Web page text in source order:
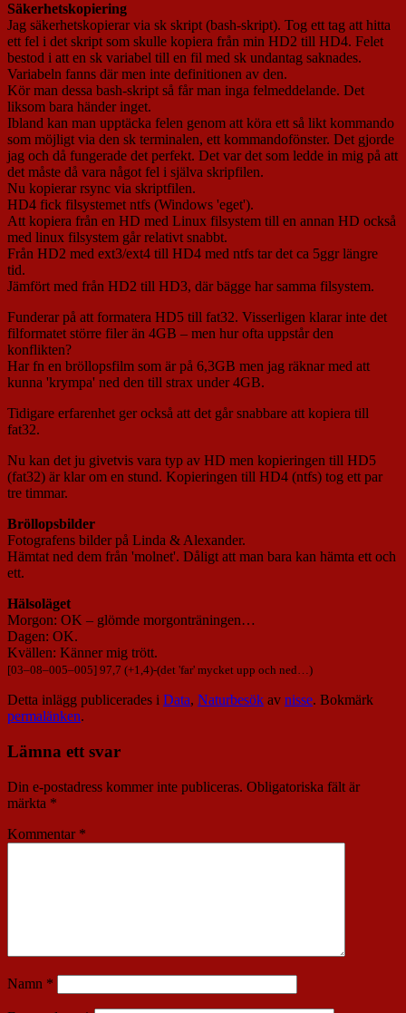
Säkerhetskopiering
Jag säkerhetskopierar via sk skript (bash-skript). Tog ett tag att hitta
ett fel i det skript som skulle kopiera från min HD2 till HD4. Felet
bestod i att en sk variabel till en fil med sk undantag saknades.
Variabeln fanns där men inte definitionen av den.
Kör man dessa bash-skript så får man inga felmeddelande. Det
liksom bara händer inget.
Ibland kan man upptäcka felen genom att köra ett så likt kommando
som möjligt via den sk terminalen, ett kommandofönster. Det gjorde
jag och då fungerade det perfekt. Det var det som ledde in mig på att
det måste då vara något fel i själva skripfilen.
Nu kopierar rsync via skriptfilen.
HD4 fick filsystemet ntfs (Windows 'eget').
Att kopiera från en HD med Linux filsystem till en annan HD också
med linux filsystem går relativt snabbt.
Från HD2 med ext3/ext4 till HD4 med ntfs tar det ca 5ggr längre
tid.
Jämfört med från HD2 till HD3, där bägge har samma filsystem.
Funderar på att formatera HD5 till fat32. Visserligen klarar inte det
filformatet större filer än 4GB – men hur ofta uppstår den
konflikten?
Har fn en bröllopsfilm som är på 6,3GB men jag räknar med att
kunna 'krympa' ned den till strax under 4GB.
Tidigare erfarenhet ger också att det går snabbare att kopiera till
fat32.
Nu kan det ju givetvis vara typ av HD men kopieringen till HD5
(fat32) är klar om en stund. Kopieringen till HD4 (ntfs) tog ett par
tre timmar.
Bröllopsbilder
Fotografens bilder på Linda & Alexander.
Hämtat ned dem från 'molnet'. Dåligt att man bara kan hämta ett och
ett.
Hälsoläget
Morgon: OK – glömde morgonträningen…
Dagen: OK.
Kvällen: Känner mig trött.
[03–08–005–005] 97,7 (+1,4)-(det 'far' mycket upp och ned…)
Detta inlägg publicerades i Data, Naturbesök av nisse. Bokmärk
permalänken.
Lämna ett svar
Din e-postadress kommer inte publiceras. Obligatoriska fält är
märkta *
Kommentar *
Namn *